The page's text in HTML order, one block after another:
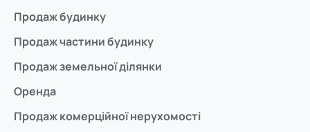
Продаж будинку
Продаж частини будинку
Продаж земельної ділянки
Оренда
Продаж комерційної нерухомості